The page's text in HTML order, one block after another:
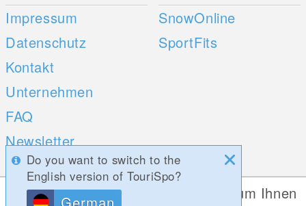
Impressum
Datenschutz
Kontakt
Unternehmen
FAQ
Newsletter
Umfragen
SnowOnline
SportFits
Do you want to switch to the
English version of TouriSpo?
German
Diese Website verwendet Cookies, um Ihnen